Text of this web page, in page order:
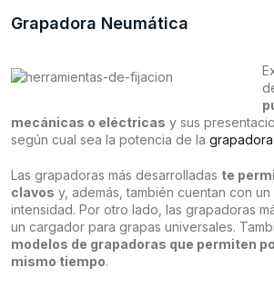
Grapadora Neumática
mecánicas o eléctricas y sus
según cual sea la potencia de la
Las grapadoras más desarrolladas te
clavos y, además, también cuentan con
intensidad. Por otro lado, las grapadoras
un cargador para grapas universales.
modelos de grapadoras que permiten
mismo tiempo.